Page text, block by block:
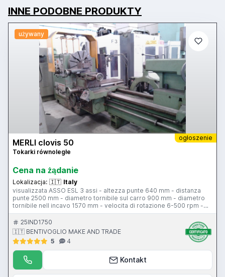
INNE PODOBNE PRODUKTY
używany
ogłoszenie
MERLI clovis 50
Tokarki równoległe
Cena na żądanie
Lokalizacja: 🇮🇹 Italy
visualizzata ASSO ESL 3 assi - altezza punte 640 mm - distanza
punte 2500 mm - diametro tornibile sul carro 900 mm - diametro
tornibile nell incavo 1570 mm - velocita di rotazione 6-500 rpm -
passaggio barra 155 mm - torretta tipo E - rapido longitudinale -
rapido trasversale - comandi sul carro - larghezza bancale -
contropunta - attacco contropunta c.m. 6 - piattaforma diam. 800
mm - lunette - protezione antinfortunistica
25IND1750
🇮🇹 BENTIVOGLIO MAKE AND TRADE
5
4
Kontakt